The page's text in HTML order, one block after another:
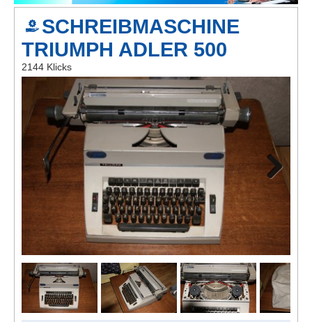
Erotik
Auktionen
jetzt inserieren
Kontakt
AGB, Nutzungsbedingungen
Impressum
SCHREIBMASCHINE
TRIUMPH ADLER 500
2144 Klicks